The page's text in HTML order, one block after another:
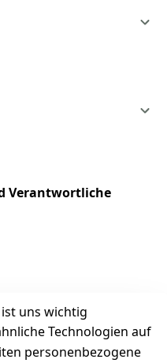
Verantwortliche
uns wichtig
Technologien auf
personenbezogene